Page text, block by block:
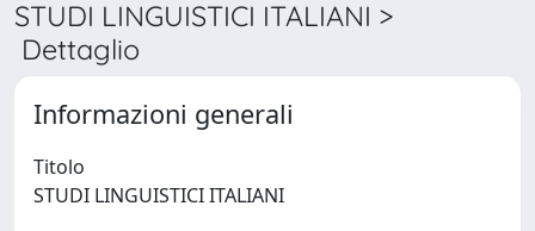
STUDI LINGUISTICI ITALIANI >
Dettaglio
Informazioni generali
Titolo